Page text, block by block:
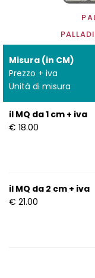
Misura (in CM)
Prezzo + iva
Unità di misura
il MQ da 1 cm + iva
€ 18.00
il MQ da 2 cm + iva
€ 21.00